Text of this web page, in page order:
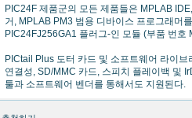
PIC24F 제품군의 모든 제품들은 MPLAB
거, MPLAB PM3 범용 디바이스 프로그래머
PIC24FJ256GA1 플러그-인 모듈 (부품 번
PICtail Plus 도터 카드 및 소프트웨어 라이
연결성, SD/MMC 카드, 스피치 플레이백 및
툴과 소프트웨어 벤더를 통해서도 지원된다.